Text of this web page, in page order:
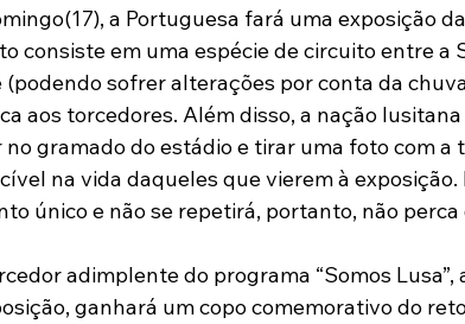
Brasil Ouvidoria Modalidades
Judicial
a Portuguesa fará uma exposição
consiste em uma espécie de circuito entre a
(podendo sofrer alterações por conta da
aos torcedores. Além disso, a nação
gramado do estádio e tirar uma foto com a
na vida daqueles que vierem à exposição.
único e não se repetirá, portanto, não
adimplente do programa “Somos Lusa”,
ganhará um copo comemorativo do